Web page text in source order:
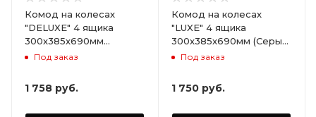
Комод на колесах
"DELUXE" 4 ящика
300х385х690мм
(Светло-бежевый)
Под заказ
1 758 руб.
Комод на колесах
"LUXE" 4 ящика
300х385х690мм (Серый)
ARD258086
Под заказ
1 750 руб.